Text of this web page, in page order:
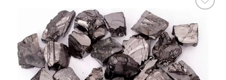
a la
lista de
deseos